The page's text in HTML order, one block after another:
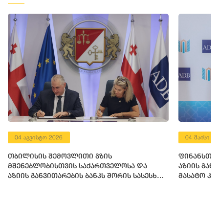
04 აგვისტო 2026
თბილისის შემოვლითი გზის
მშენებლობისთვის საქართველოსა და
აზიის განვითარების ბანკს შორის სასესხო
04 მაისი
ფინანსთა
აზიის
მასატო